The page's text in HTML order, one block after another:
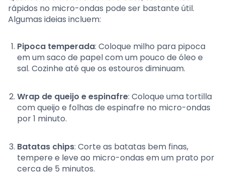
rápidos no micro-ondas pode ser bastante útil.
Algumas ideias incluem:
Pipoca temperada: Coloque milho para pipoca
em um saco de papel com um pouco de óleo e
sal. Cozinhe até que os estouros diminuam.
Wrap de queijo e espinafre: Coloque uma tortilla
com queijo e folhas de espinafre no micro-ondas
por 1 minuto.
Batatas chips: Corte as batatas bem finas,
tempere e leve ao micro-ondas em um prato por
cerca de 5 minutos.